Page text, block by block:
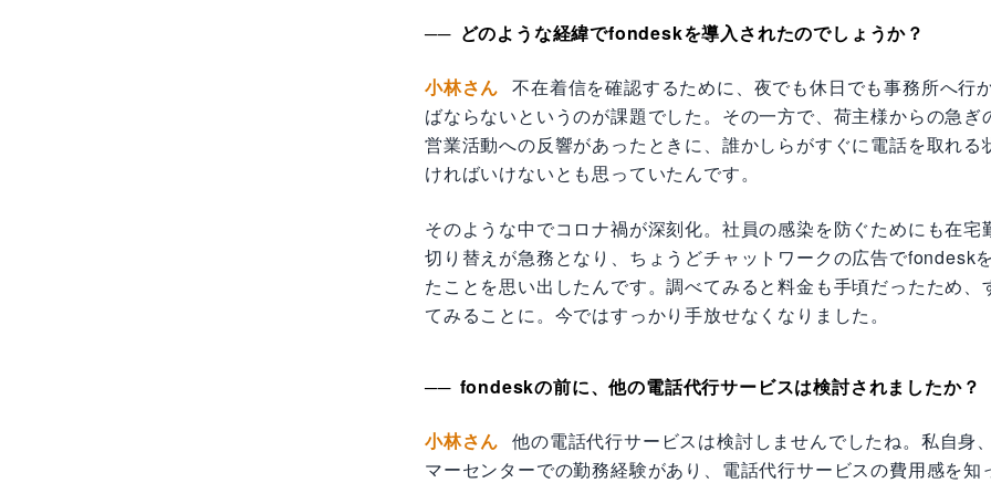
どのような経緯でfondeskを導入されたのでしょうか？
小林さん 不在着信を確認するために、夜でも休日でも事務所へ行
ばならないというのが課題でした。その一方で、荷主様からの急ぎ
営業活動への反響があったときに、誰かしらがすぐに電話を取れる
ければいけないとも思っていたんです。
そのような中でコロナ禍が深刻化。社員の感染を防ぐためにも在宅
切り替えが急務となり、ちょうどチャットワークの広告でfondesk
たことを思い出したんです。調べてみると料金も手頃だったため、
てみることに。今ではすっかり手放せなくなりました。
fondeskの前に、他の電話代行サービスは検討されましたか？
小林さん 他の電話代行サービスは検討しませんでしたね。私自身
マーセンターでの勤務経験があり、電話代行サービスの費用感を知